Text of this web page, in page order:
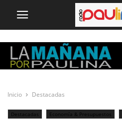
Inicio Destacadas
Destacadas Economía & Presupuestos